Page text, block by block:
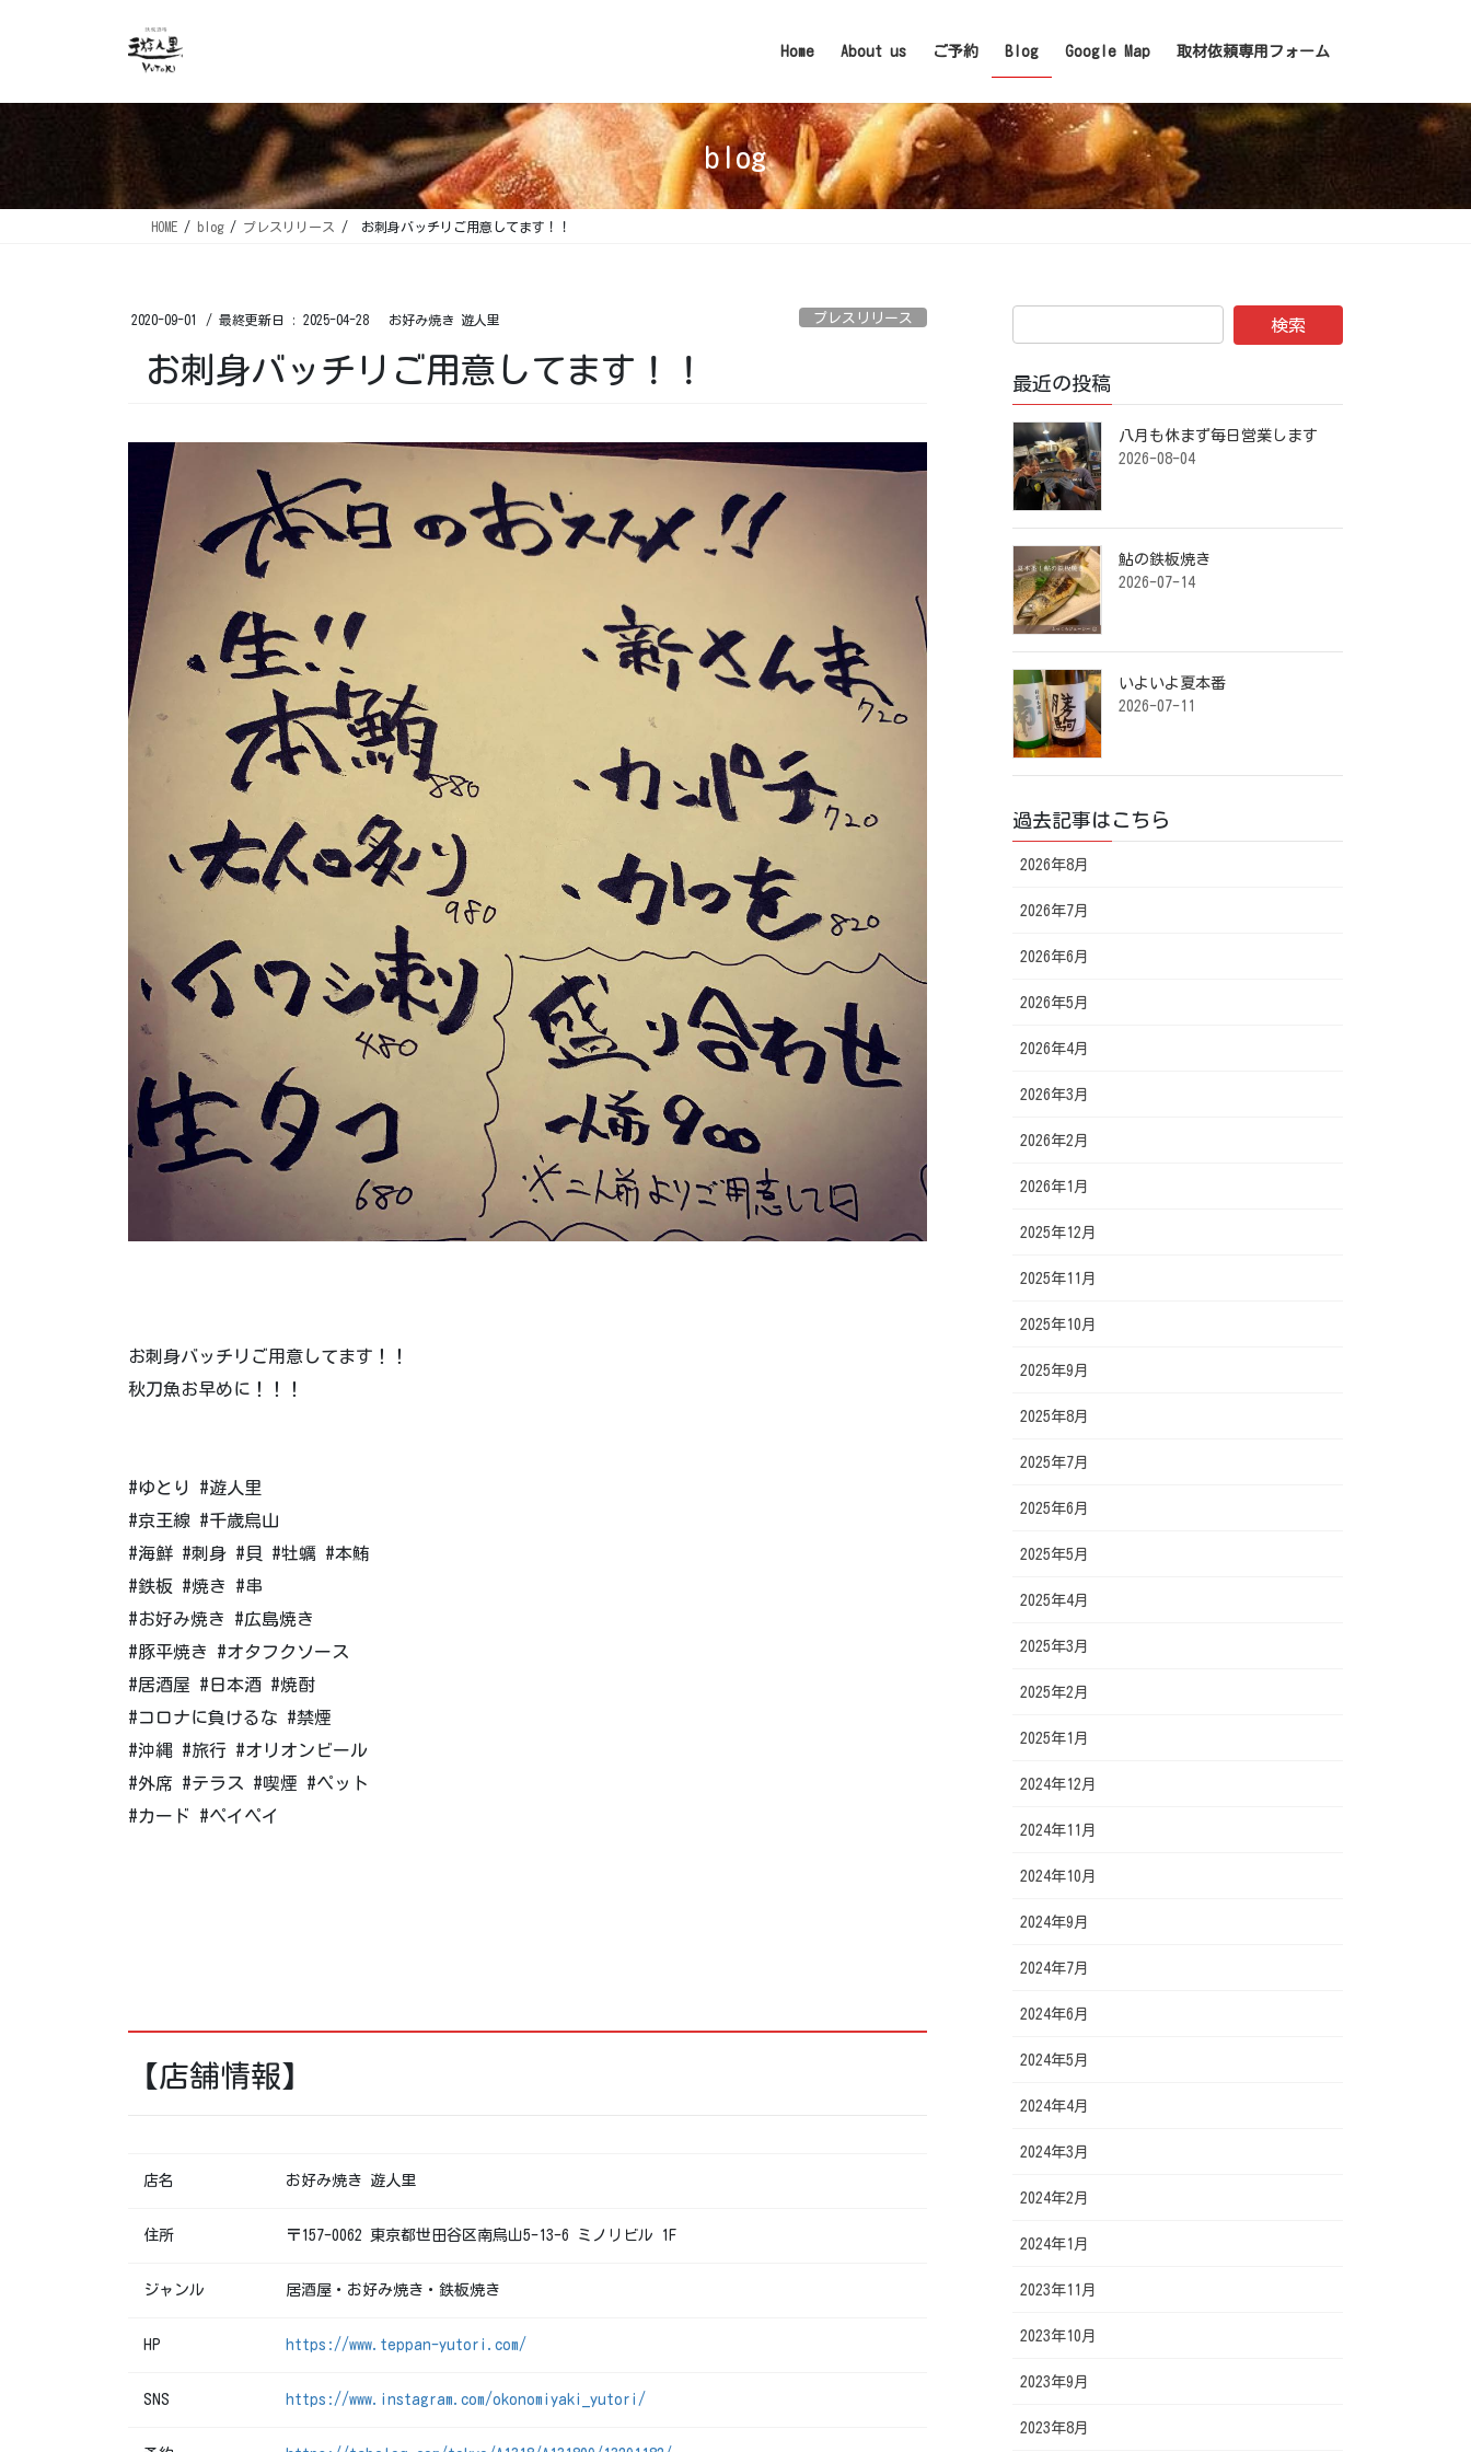
Home About us ご予約 Blog Google Map 取材依頼専用フォーム
blog
HOME blog プレスリリース お刺身バッチリご用意してます！！
2020-09-01 / 最終更新日 : 2025-04-28 お好み焼き 遊人里 プレスリリース
お刺身バッチリご用意してます！！
お刺身バッチリご用意してます！！
秋刀魚お早めに！！！
#ゆとり #遊人里
#京王線 #千歳烏山
#海鮮 #刺身 #貝 #牡蠣 #本鮪
#鉄板 #焼き #串
#お好み焼き #広島焼き
#豚平焼き #オタフクソース
#居酒屋 #日本酒 #焼酎
#コロナに負けるな #禁煙
#沖縄 #旅行 #オリオンビール
#外席 #テラス #喫煙 #ペット
#カード #ペイペイ
【店舗情報】
店名 お好み焼き 遊人里
住所 〒157-0062 東京都世田谷区南烏山5-13-6 ミノリビル 1F
ジャンル 居酒屋・お好み焼き・鉄板焼き
HP https://www.teppan-yutori.com/
SNS https://www.instagram.com/okonomiyaki_yutori/
最近の投稿
八月も休まず毎日営業します️ ⁡
2026-08-04
鮎の鉄板焼き ⁡
2026-07-14
いよいよ夏本番️ ⁡
2026-07-11
過去記事はこちら
2026年8月
2026年7月
2026年6月
2026年5月
2026年4月
2026年3月
2026年2月
2026年1月
2025年12月
2025年11月
2025年10月
2025年9月
2025年8月
2025年7月
2025年6月
2025年5月
2025年4月
2025年3月
2025年2月
2025年1月
2024年12月
2024年11月
2024年10月
2024年9月
2024年7月
2024年6月
2024年5月
2024年4月
2024年3月
2024年2月
2024年1月
2023年11月
2023年10月
2023年9月
2023年8月